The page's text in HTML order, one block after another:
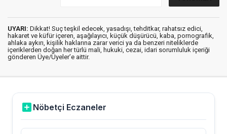
UYARI: Dikkat! Suç teşkil edecek, yasadışı, tehditkar, rahatsız edici,
hakaret ve küfür içeren, aşağılayıcı, küçük düşürücü, kaba, pornografik,
ahlaka aykırı, kişilik haklarına zarar verici ya da benzeri niteliklerde
içeriklerden doğan her türlü mali, hukuki, cezai, idari sorumluluk içeriği
gönderen Üye/Üyeler’e aittir.